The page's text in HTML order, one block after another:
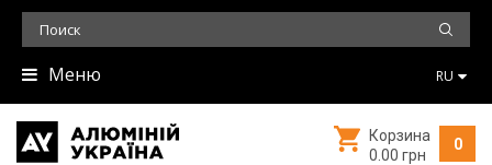
Меню RU
0
Корзина
0.00 грн